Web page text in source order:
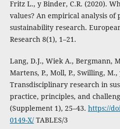
Fritz L., y Binder, C.R. (2020).
values? An empirical analysis
sustainability research.
Research 8(1), 1–21.
Lang, D.J., Wiek A., Bergmann,
Martens, P., Moll, P., Swilling, M.,
Transdisciplinary research in
practice, principles, and
(Supplement 1), 25–43. https://
0149-X/TABLES/3